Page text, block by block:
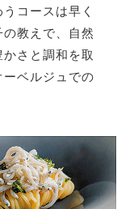
コースは早く
教えで、自然
さと調和を取
ベルジュでの